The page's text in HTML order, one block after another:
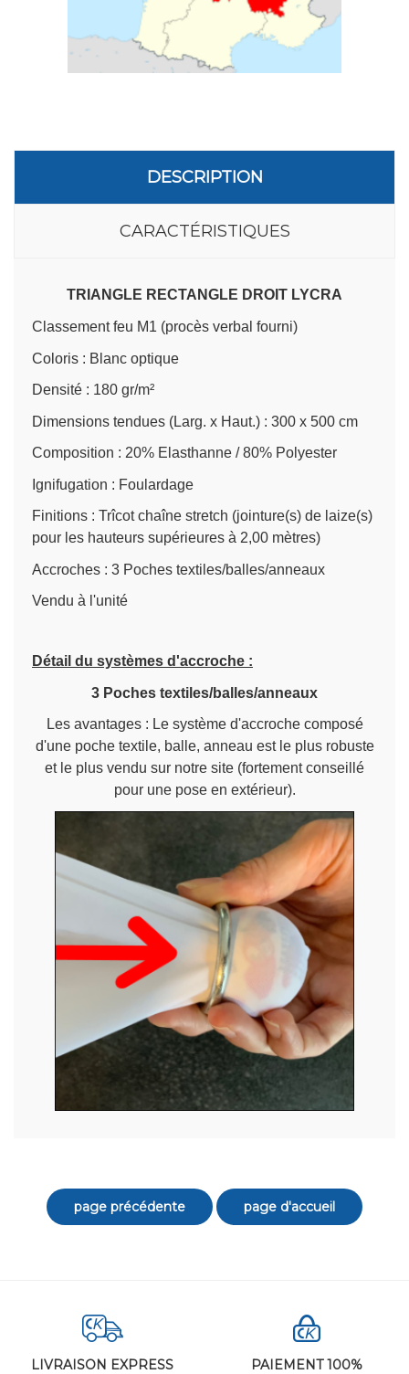
DESCRIPTION
CARACTÉRISTIQUES
TRIANGLE RECTANGLE DROIT LYCRA
Classement feu M1 (procès verbal fourni)
Coloris : Blanc optique
Densité : 180 gr/m²
Dimensions tendues (Larg. x Haut.) : 300 x 500 cm
Composition : 20% Elasthanne / 80% Polyester
Ignifugation : Foulardage
Finitions : Trîcot chaîne stretch (jointure(s) de laize(s)
pour les hauteurs supérieures à 2,00 mètres)
Accroches : 3 Poches textiles/balles/anneaux
Vendu à l'unité
Détail du systèmes d'accroche :
3 Poches textiles/balles/anneaux
Les avantages : Le système d'accroche composé
d'une poche textile, balle, anneau est le plus robuste
et le plus vendu sur notre site (fortement conseillé
pour une pose en extérieur).
LIVRAISON EXPRESS
PAIEMENT 100%